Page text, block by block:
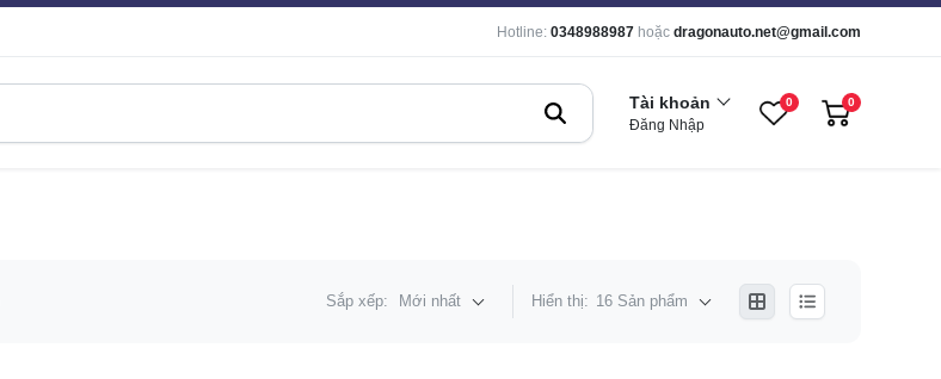
Hotline: 0348988987 hoặc dragonauto.net@gmail.com
Tài khoản
Đăng Nhập
0 0
Sắp xếp: Mới nhất Hiển thị: 16 Sản phẩm